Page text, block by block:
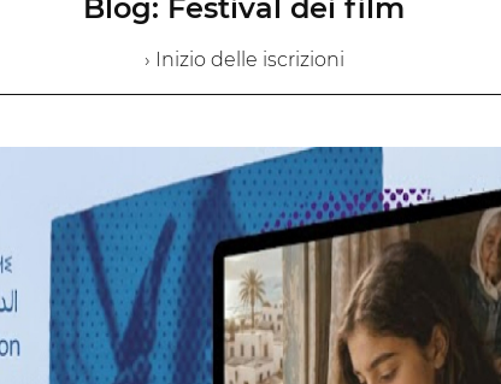
Blog: Festival dei film
› Inizio delle iscrizioni